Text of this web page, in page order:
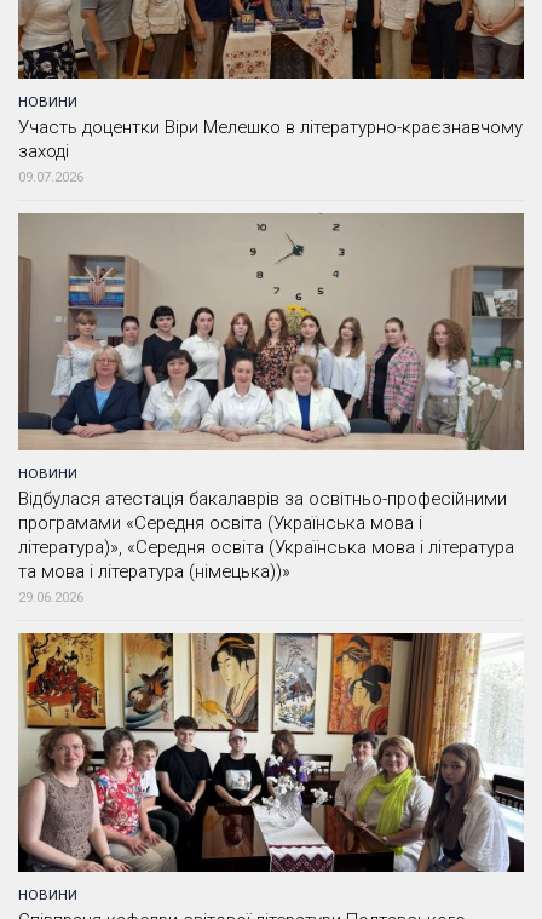
НОВИНИ
Участь доцентки Віри Мелешко в літературно-краєзнавчому
заході
09.07.2026
НОВИНИ
Відбулася атестація бакалаврів за освітньо-професійними
програмами «Середня освіта (Українська мова і
література)», «Середня освіта (Українська мова і література
та мова і література (німецька))»
29.06.2026
НОВИНИ